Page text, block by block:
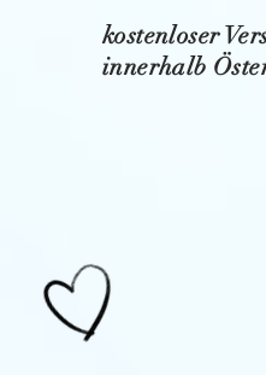
kostenloser
innerhalb